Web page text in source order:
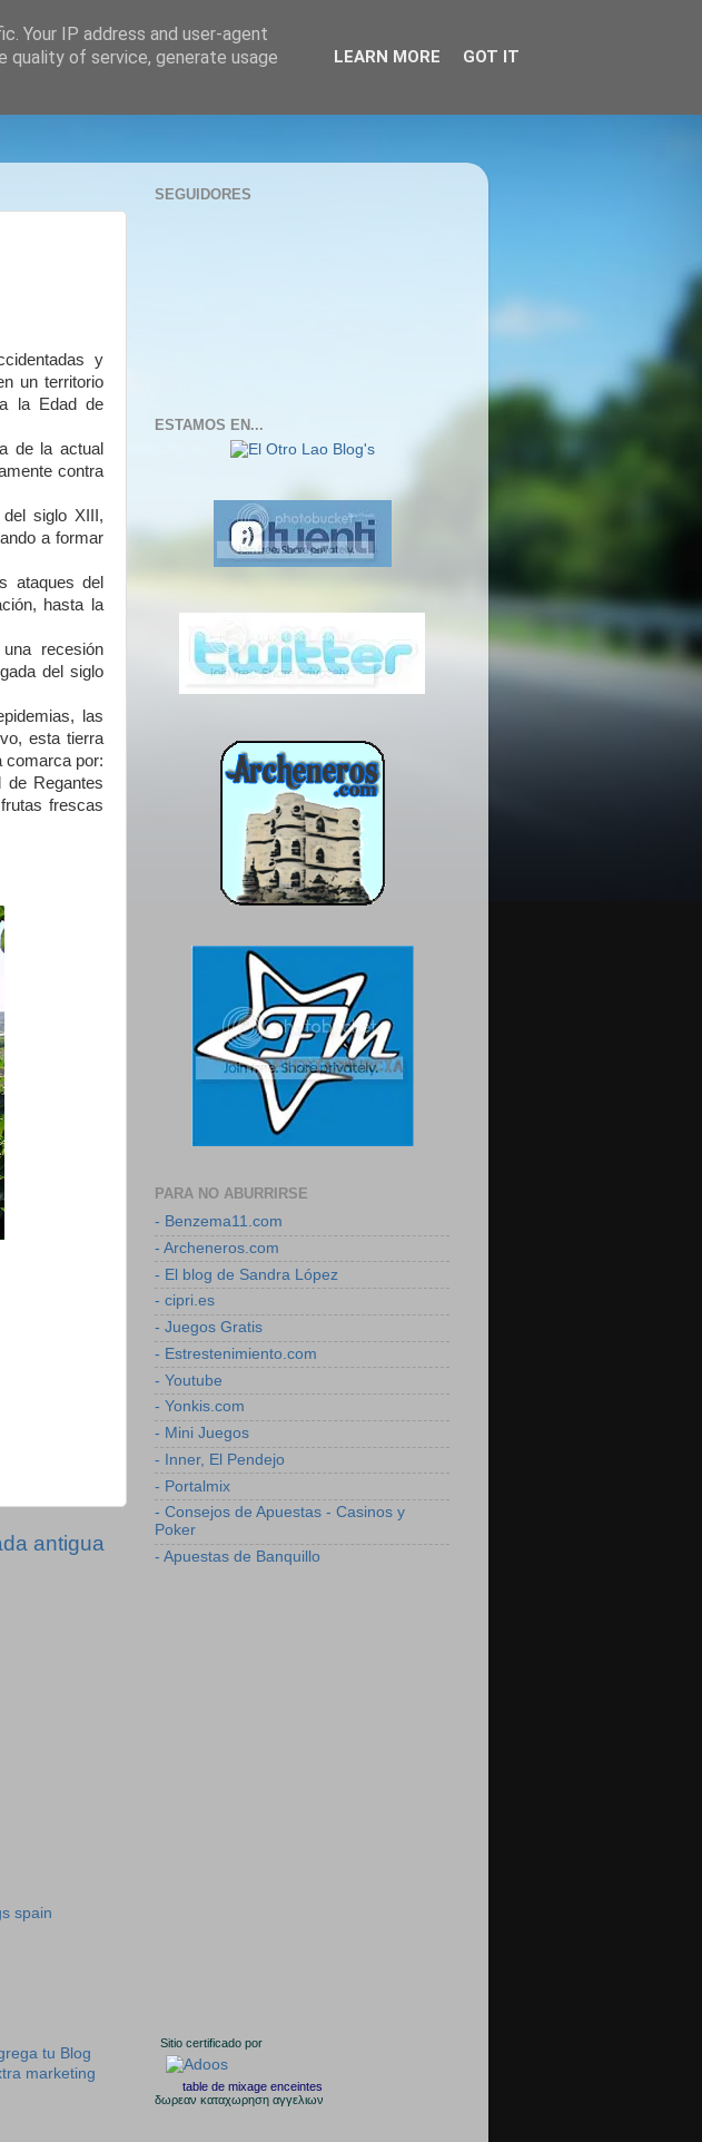
y
un territorio
la Edad de
de la actual
contra
siglo XIII,
a formar
ataques del
hasta la
recesión
del siglo
las
esta tierra
comarca por:
de Regantes
frescas
antigua
marketing
SEGUIDORES
ESTAMOS EN...
PARA NO ABURRIRSE
- Benzema11.com
- Archeneros.com
- El blog de Sandra López
- cipri.es
- Juegos Gratis
- Estrestenimiento.com
- Youtube
- Yonkis.com
- Mini Juegos
- Inner, El Pendejo
- Portalmix
- Consejos de Apuestas - Casinos y
Poker
- Apuestas de Banquillo
Sitio certificado por
table de mixage enceintes
δωρεαν καταχωρηση αγγελιων
Your IP address and user-agent
quality of service, generate usage
LEARN MORE GOT IT